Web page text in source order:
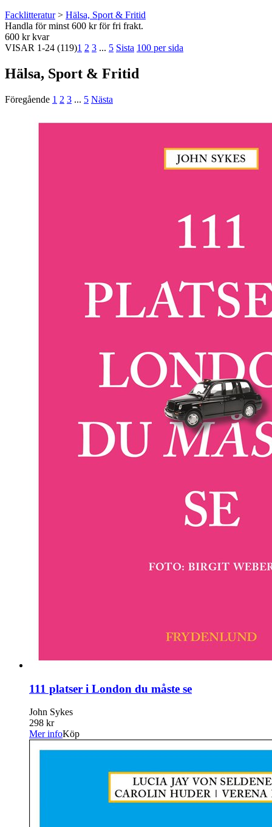
Facklitteratur> Hälsa, Sport & Fritid
Handla för minst 600 kr för fri frakt.
600 kr kvar
VISAR 1-24 (119)1 2 3 ... 5 Sista 100 per sida
Hälsa, Sport & Fritid
Föregående 1 2 3 ... 5 Nästa
111 platser i London du måste se
John Sykes
298 kr
Mer infoKöp